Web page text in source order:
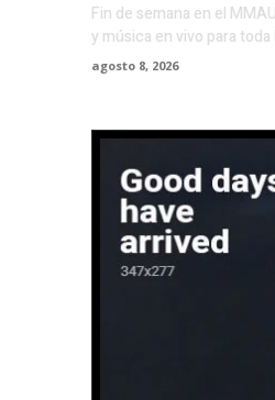
Fin de semana en el
y música en vivo para toda
agosto 8, 2026